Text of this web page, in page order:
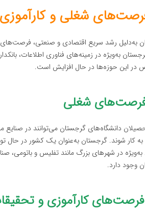
شغلی و کارآموزی
به‌دلیل رشد سریع اقتصادی و صنعتی، فرصت‌های
به‌ویژه در زمینه‌های فناوری اطلاعات،
این حوزه‌ها در حال افزایش است.
شغلی
دانشگاه‌های گرجستان می‌توانند در صنایع
کار شوند. گرجستان به‌عنوان یک کشور در حال
در شهرهای بزرگ مانند تفلیس و باتومی،
وجود دارد.
فرصت‌های کارآموزی و